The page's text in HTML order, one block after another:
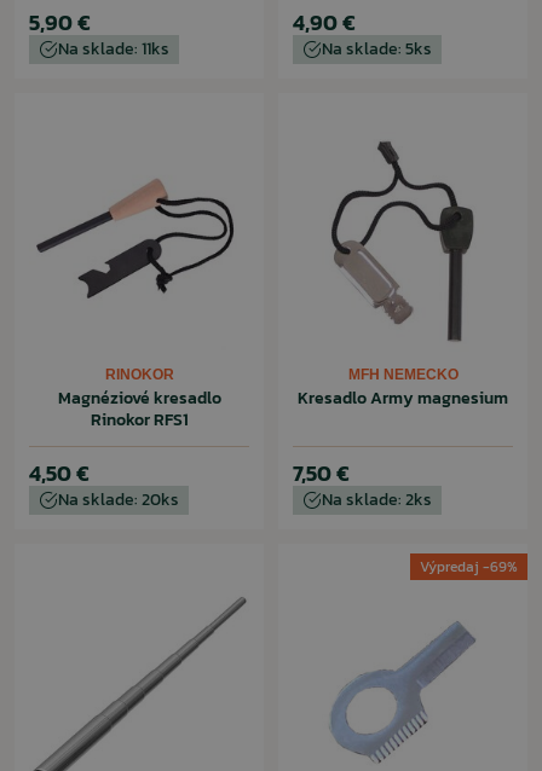
5,90 €
Na sklade: 11ks
4,90 €
Na sklade: 5ks
RINOKOR
Magnéziové kresadlo
Rinokor RFS1
4,50 €
Na sklade: 20ks
MFH NEMECKO
Kresadlo Army magnesium
7,50 €
Na sklade: 2ks
Výpredaj -69%